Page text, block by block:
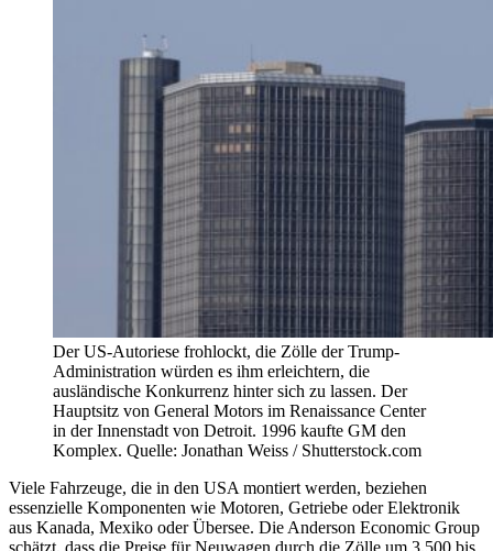
Der US-Autoriese frohlockt, die Zölle der Trump-
Administration würden es ihm erleichtern, die
ausländische Konkurrenz hinter sich zu lassen. Der
Hauptsitz von General Motors im Renaissance Center
in der Innenstadt von Detroit. 1996 kaufte GM den
Komplex. Quelle: Jonathan Weiss / Shutterstock.com
Viele Fahrzeuge, die in den USA montiert werden, beziehen
essenzielle Komponenten wie Motoren, Getriebe oder Elektronik
aus Kanada, Mexiko oder Übersee. Die Anderson Economic Group